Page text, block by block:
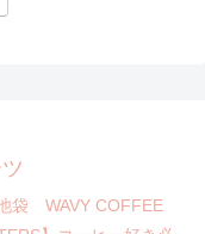
池袋 WAVY COFFEE